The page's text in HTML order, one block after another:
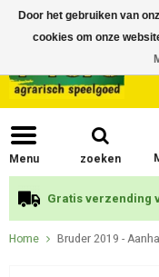
Menu zoeken
Gratis verzending
Home Bruder 2019 -
Door het gebruiken van
cookies om onze